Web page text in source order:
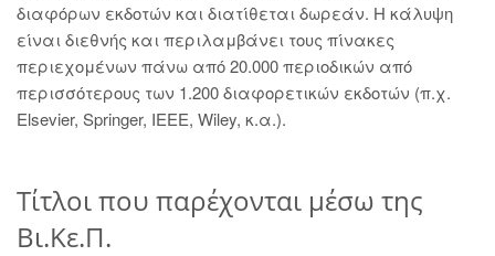
διαφόρων εκδοτών και διατίθεται δωρεάν. Η κάλυψη
είναι διεθνής και περιλαμβάνει τους πίνακες
περιεχομένων πάνω από 20.000 περιοδικών από
περισσότερους των 1.200 διαφορετικών εκδοτών (π.χ.
Elsevier, Springer, IEEE, Wiley, κ.α.).
Τίτλοι που παρέχονται μέσω της
Βι.Κε.Π.